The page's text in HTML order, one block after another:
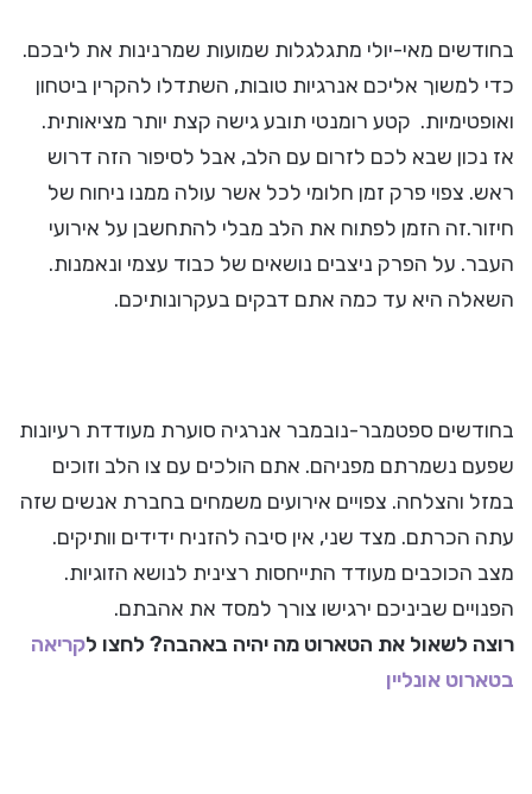
בחודשים מאי-יולי מתגלגלות שמועות שמרנינות את ליבכם.
כדי למשוך אליכם אנרגיות טובות, השתדלו להקרין ביטחון
ואופטימיות. קטע רומנטי תובע גישה קצת יותר מציאותית.
אז נכון שבא לכם לזרום עם הלב, אבל לסיפור הזה דרוש
ראש. צפוי פרק זמן חלומי לכל אשר עולה ממנו ניחוח של
חיזור.זה הזמן לפתוח את הלב מבלי להתחשבן על אירועי
העבר. על הפרק ניצבים נושאים של כבוד עצמי ונאמנות.
השאלה היא עד כמה אתם דבקים בעקרונותיכם.
בחודשים ספטמבר-נובמבר אנרגיה סוערת מעודדת רעיונות
שפעם נשמרתם מפניהם. אתם הולכים עם צו הלב וזוכים
במזל והצלחה. צפויים אירועים משמחים בחברת אנשים שזה
עתה הכרתם. מצד שני, אין סיבה להזניח ידידים וותיקים.
מצב הכוכבים מעודד התייחסות רצינית לנושא הזוגיות.
הפנויים שביניכם ירגישו צורך למסד את אהבתם.
רוצה לשאול את הטארוט מה יהיה באהבה? לחצו לקריאה
בטארוט אונליין